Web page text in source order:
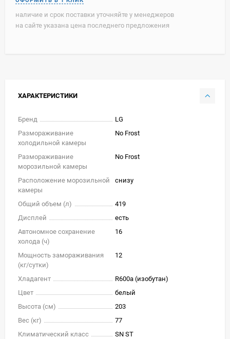
наличие и срок поставки уточняйте у менеджеров
на сайте указана цена последнего предложения
ХАРАКТЕРИСТИКИ
Бренд
LG
Размораживание
холодильной камеры
No Frost
Размораживание
морозильной камеры
No Frost
Расположение морозильной
камеры
снизу
Общий объем (л)
419
Дисплей
есть
Автономное сохранение
холода (ч)
16
Мощность замораживания
(кг/cутки)
12
Хладагент
R600a (изобутан)
Цвет
белый
Высота (см)
203
Вес (кг)
77
Климатический класс
SN ST